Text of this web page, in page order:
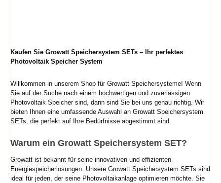
Kaufen Sie Growatt Speichersystem SETs – Ihr perfektes
Photovoltaik Speicher System
Willkommen in unserem Shop für Growatt Speichersysteme! Wenn
Sie auf der Suche nach einem hochwertigen und zuverlässigen
Photovoltaik Speicher sind, dann sind Sie bei uns genau richtig. Wir
bieten Ihnen eine umfassende Auswahl an Growatt Speichersystem
SETs, die perfekt auf Ihre Bedürfnisse abgestimmt sind.
Warum ein Growatt Speichersystem SET?
Growatt ist bekannt für seine innovativen und effizienten
Energiespeicherlösungen. Unsere Growatt Speichersystem SETs sind
ideal für jeden, der seine Photovoltaikanlage optimieren möchte. Sie